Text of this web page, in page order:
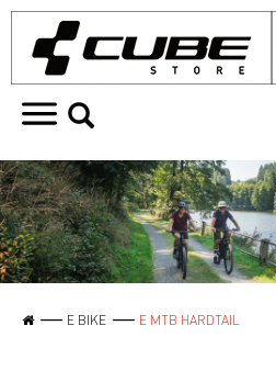
E BIKE E MTB HARDTAIL